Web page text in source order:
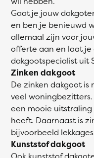
Gaat je jouw
en ben je benieuwd
allemaal zijn voor
offerte aan en laat je
dakgootspecialist uit
Zinken dakgoot
De zinken dakgoot
veel
een mooie
heeft. Daarnaast is
bijvoorbeeld
Kunststof dakgoot
Ook kunststof